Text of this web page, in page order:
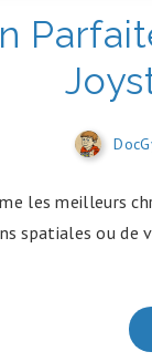
les meilleurs
spatiales ou de